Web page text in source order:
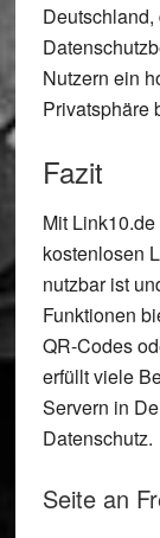
Nutzern ein
Privatsphäre
Fazit
Mit
kostenlosen
nutzbar ist
Funktionen
QR-Codes
erfüllt viele
Servern in
Datenschutz.
Seite an